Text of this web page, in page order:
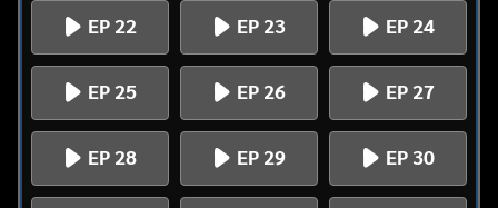
EP 22 EP 23 EP 24
EP 25 EP 26 EP 27
EP 28 EP 29 EP 30